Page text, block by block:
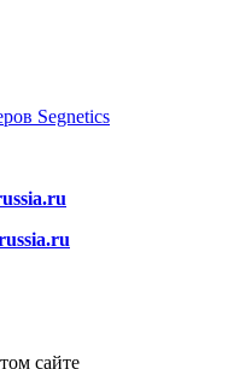
Segnetics
сайте